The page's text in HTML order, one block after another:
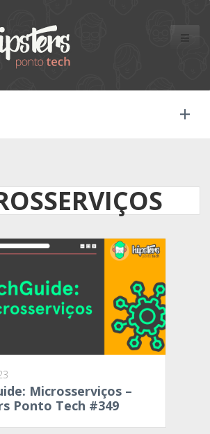
Toggle
Microsserviços –
Ponto Tech #349